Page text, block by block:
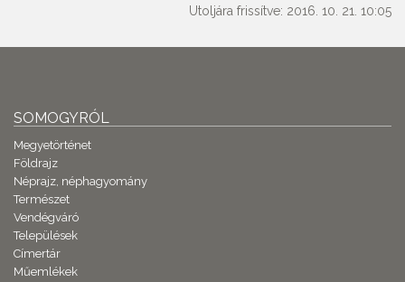
Utoljára frissítve: 2016. 10. 21. 10:05
SOMOGYRÓL
Megyetörténet
Földrajz
Néprajz, néphagyomány
Természet
Vendégváró
Települések
Címertár
Műemlékek